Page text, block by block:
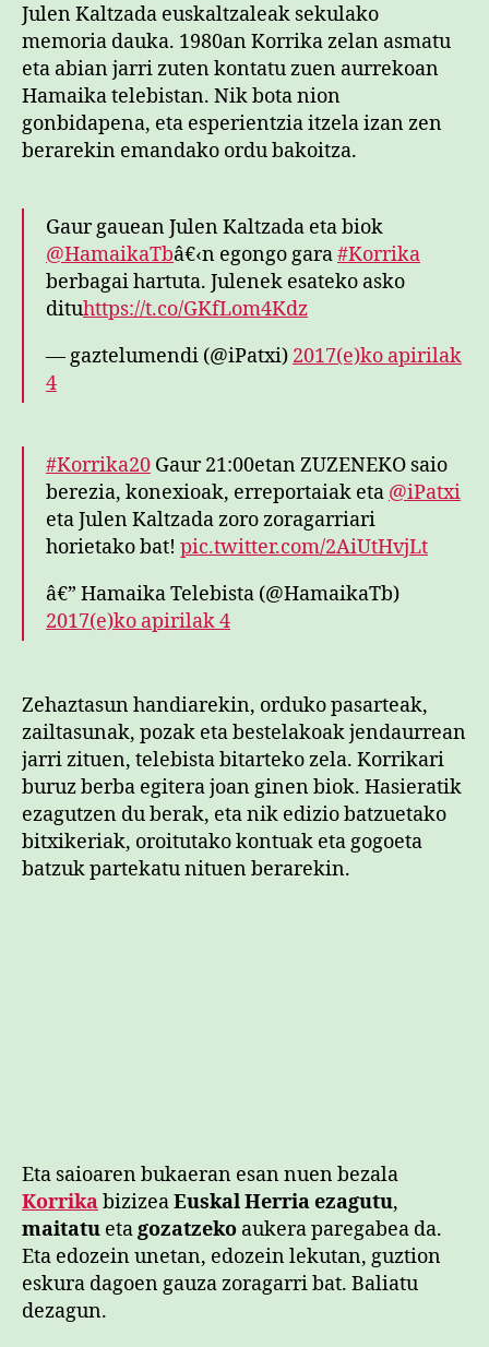
Julen Kaltzada euskaltzaleak sekulako
memoria dauka. 1980an Korrika zelan asmatu
eta abian jarri zuten kontatu zuen aurrekoan
Hamaika telebistan. Nik bota nion
gonbidapena, eta esperientzia itzela izan zen
berarekin emandako ordu bakoitza.
Gaur gauean Julen Kaltzada eta biok
@HamaikaTbâ€‹n egongo gara#Korrika
berbagai hartuta. Julenek esateko asko
dituhttps://t.co/GKfLom4Kdz
— gaztelumendi (@iPatxi) 2017(e)ko apirilak
4
#Korrika20 Gaur 21:00etan ZUZENEKO saio
berezia, konexioak, erreportaiak eta @iPatxi
eta Julen Kaltzada zoro zoragarriari
horietako bat! pic.twitter.com/2AiUtHvjLt
â€” Hamaika Telebista (@HamaikaTb)
2017(e)ko apirilak 4
Zehaztasun handiarekin, orduko pasarteak,
zailtasunak, pozak eta bestelakoak jendaurrean
jarri zituen, telebista bitarteko zela. Korrikari
buruz berba egitera joan ginen biok. Hasieratik
ezagutzen du berak, eta nik edizio batzuetako
bitxikeriak, oroitutako kontuak eta gogoeta
batzuk partekatu nituen berarekin.
Eta saioaren bukaeran esan nuen bezala
KorrikabizizeaEuskal Herria ezagutu,
maitatu etagozatzeko aukera paregabea da.
Eta edozein unetan, edozein lekutan, guztion
eskura dagoen gauza zoragarri bat. Baliatu
dezagun.